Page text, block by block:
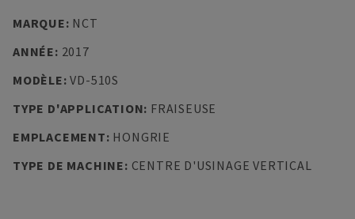
MARQUE: NCT
ANNÉE: 2017
MODÈLE:VD-510S
TYPE D'APPLICATION: FRAISEUSE
EMPLACEMENT: HONGRIE
TYPE DE MACHINE: CENTRE D'USINAGE VERTICAL